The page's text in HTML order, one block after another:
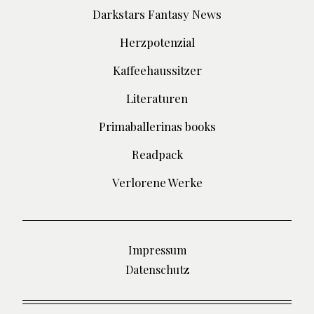
Darkstars Fantasy News
Herzpotenzial
Kaffeehaussitzer
Literaturen
Primaballerinas books
Readpack
Verlorene Werke
Impressum
Datenschutz